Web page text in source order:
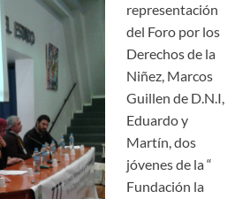
representación
del Foro por los
Derechos de la
Niñez, Marcos
Guillen de D.N.I,
Eduardo y
Martín, dos
jóvenes de la “
Fundación la